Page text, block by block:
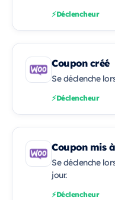
Déclencheur
Coupon créé
Se déclenche
Déclencheur
Coupon mis
Se déclenche
jour.
Déclencheur